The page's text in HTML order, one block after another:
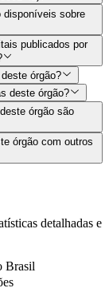
disponíveis sobre
publicados por
órgão?
deste órgão?
órgão são
órgão com outros
detalhadas e
Brasil